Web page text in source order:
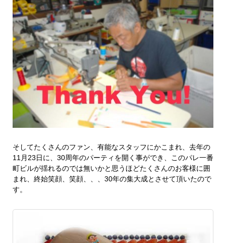
そしてたくさんのファン、有能なスタッフにかこまれ、去年の
11月23日に、30周年のパーティを開く事ができ、このパレ一番
町ビルが揺れるのでは無いかと思うほどたくさんのお客様に囲
まれ、終始笑顔、笑顔、、、30年の集大成とさせて頂いたので
す。